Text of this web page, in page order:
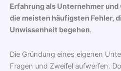
Erfahrung als Unternehmer
die meisten häufigsten Fehler,
Unwissenheit begehen.
Die Gründung eines eigenen
Fragen und Zweifel aufwerfen.